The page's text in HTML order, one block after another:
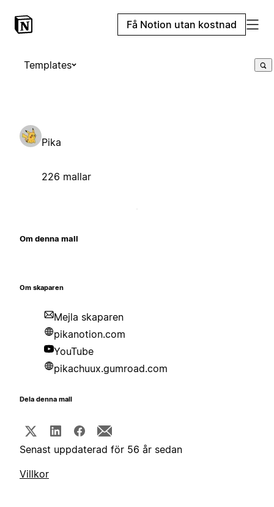
Få Notion utan kostnad
Templates
Pika
226 mallar
Om denna mall
Om skaparen
Mejla skaparen
pikanotion.com
YouTube
pikachuux.gumroad.com
Dela denna mall
Senast uppdaterad för 56 år sedan
Villkor